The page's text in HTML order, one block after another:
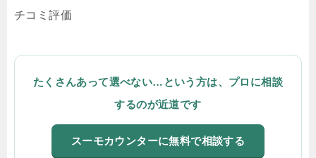
チコミ評価
たくさんあって選べない…という方は、プロに相談
するのが近道です
スーモカウンターに無料で相談する